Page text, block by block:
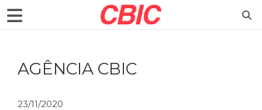
AGÊNCIA CBIC
23/11/2020